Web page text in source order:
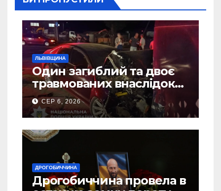
ЛЬВІВЩИНА
Один загиблий та двоє
травмованих внаслідок
ДТП на Самбірщині
СЕР 6, 2026
ДРОГОБИЧЧИНА
Дрогобиччина провела в